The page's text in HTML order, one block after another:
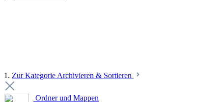
1. Zur Kategorie Archivieren & Sortieren
Ordner und Mappen